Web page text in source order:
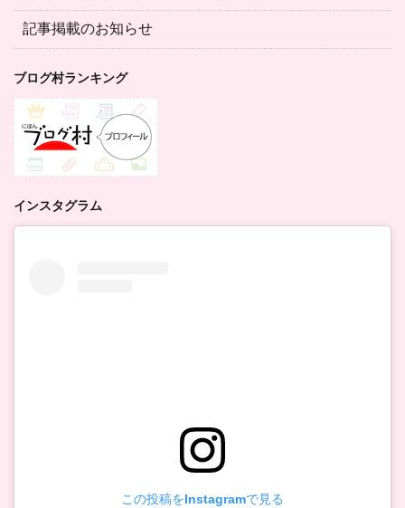
記事掲載のお知らせ
ブログ村ランキング
インスタグラム
この投稿をInstagramで見る